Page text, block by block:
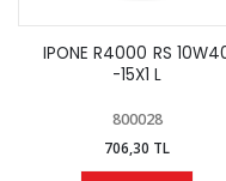
IPONE R4000 RS
-15X1 L
800028
706,30 TL